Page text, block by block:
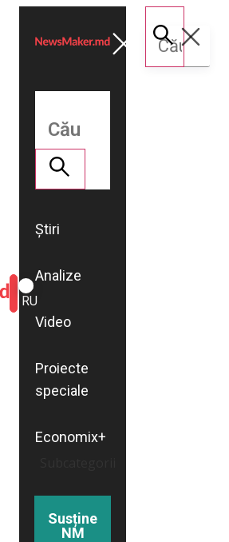
ROMÂNĂ
RU
Știri
Analize
Video
Proiecte
speciale
Economix+
Susține
NM